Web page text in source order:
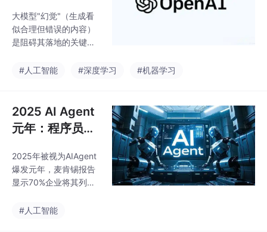
度整合到开发流程中，
显著提升效率与安全
性，标志着浏览器技术
的工程化解决方
案
大模型"幻觉"（生成看
似合理但错误的内容）
是阻碍其落地的关键问
幻觉源于训练数据污
本文提出三种工程解决
方案：1）检索增强(RA
G)通过外部知识库锚定
通过多路径验证降低错
误；3）思维链修正强
制模型显式推理。同时
和持续优化闭环。这些
#人工智能 #深度学习 #机器学习
2025 AI Agent
元年：程序员视
产业落地实战
2025年被视为AIAgent
爆发元年，麦肯锡报告
显示70%企业将其列为
现了从被动响应工具到
#人工智能